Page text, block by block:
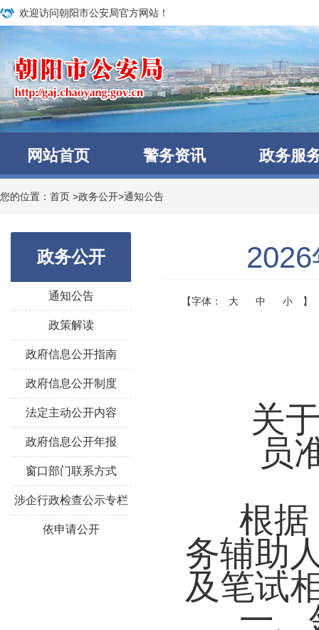
欢迎访问朝阳市公安局官方网站！
网站首页 警务资讯 政务服
您的位置： 首页 >政务公开>通知公告
政务公开
通知公告
政策解读
政府信息公开指南
政府信息公开制度
法定主动公开内容
政府信息公开年报
窗口部门联系方式
涉企行政检查公示专栏
依申请公开
【字体： 大 中 小 】
关
员
根据
务辅助
及笔试
一、